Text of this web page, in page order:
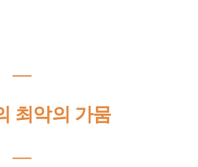
―
최악의 가뭄
―